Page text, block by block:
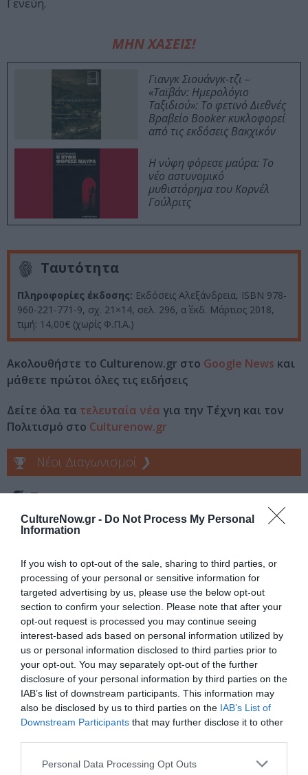
CultureNow.gr - Do Not Process My Personal
Information
If you wish to opt-out of the sale, sharing to third parties, or
processing of your personal or sensitive information for
targeted advertising by us, please use the below opt-out
section to confirm your selection. Please note that after your
opt-out request is processed you may continue seeing
interest-based ads based on personal information utilized by
us or personal information disclosed to third parties prior to
your opt-out. You may separately opt-out of the further
disclosure of your personal information by third parties on the
IAB’s list of downstream participants. This information may
also be disclosed by us to third parties on the IAB’s List of
Downstream Participants that may further disclose it to other
Personal Data Processing Opt Outs
Γενεύη.
ΜΗΝ ΧΑΣΕΙΣ!
Γιανγκ Σιουάνγκ-τζι –
«Ταϊβάν: Ημερολόγιο
Ταξιδιού»: Το φετινό Διεθνές
Βραβείο Booker κυκλοφορεί
από τις εκδόσεις Βακχικόν
Η νύφη φόρεσε μαύρα: Το
νέο αστυνομικό
μυθιστόρημα του Κορνέλ
Γούλριτς
Ταυτότητα
Πληροφορίες έκδοσης: Εκδόσεις Αλεξάνδρεια, ISBN 978-
960-221-771-9, σχ. 21×14, σελ. 296, α΄ έκδ. Μάρτιος 2018,
τιμή: 14,00€ (χωρίς Φ.Π.Α.)
Ακολουθήστε το Culturenow.gr στο Google News και
μάθετε πρώτοι όλες τις ειδήσεις
Δείτε όλα τα τελευταία νέα για την Τέχνη και τον
Πολιτισμό στο Culturenow.gr
Νέοι Διαγωνισμοί ❯
Tags
ΕΙΔΙΚΕΣ ΕΚΔΟΣΕΙΣ
ΕΚΔΟΣΕΙΣ ΑΛΕΞΑΝΔΡΕΙΑ
Newsletter
Κάθε βδομάδα στο e-mail σας τα τελευταία νέα για
την Τέχνη και τον Πολιτισμό!
Ακολουθήστε το Culturenow.gr